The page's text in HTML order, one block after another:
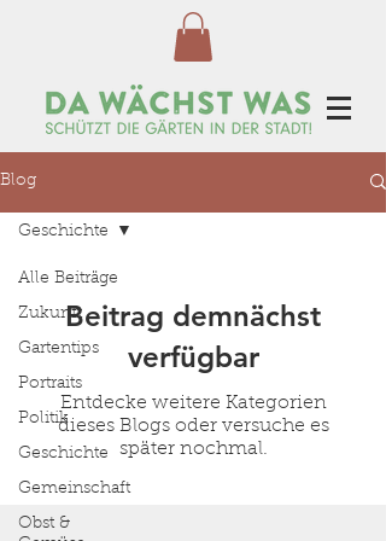
Blog
Alle Beiträge
Zukunft
Gartentips
Portraits
Politik
Geschichte
Gemeinschaft
Obst &
Geschichte
Beitrag demnächst
verfügbar
Entdecke weitere Kategorien
dieses Blogs oder versuche es
später nochmal.